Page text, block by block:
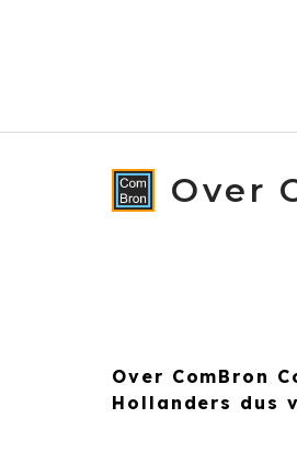
Over
Over ComBron
Hollanders dus